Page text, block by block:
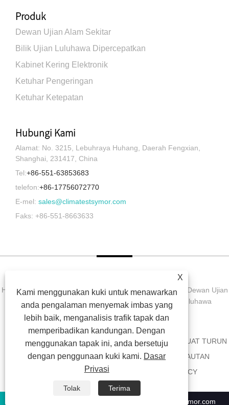
X
Kami menggunakan kuki untuk menawarkan
anda pengalaman menyemak imbas yang
lebih baik, menganalisis trafik tapak dan
memperibadikan kandungan. Dengan
menggunakan tapak ini, anda bersetuju
dengan penggunaan kuki kami. Dasar
Privasi
Tolak Terima
Produk
Dewan Ujian Alam Sekitar
Bilik Ujian Luluhawa Dipercepatkan
Kabinet Kering Elektronik
Ketuhar Pengeringan
Ketuhar Ketepatan
Hubungi Kami
Alamat: No. 3215, Lebuhraya Huhang, Daerah Fengxian,
Shanghai, 231417, China
Tel:+86-551-63853683
telefon:+86-17756072770
E-mel: sales@climatestsymor.com
Faks: +86-551-8663633
Hak Cipta © 2022 Symor Instrument Equipment Co., Ltd. Dewan Ujian
Alam Sekitar, Kabinet Kering Elektronik, Bilik Ujian Luluhawa
RUMAH TENTANG KITA PRODUK BERITA
MUAT TURUN
HANTAR PERTANYAAN
HUBUNGI KAMI
PAUTAN
RSS PRIVACY POLICY
sales@climatestsymor.com